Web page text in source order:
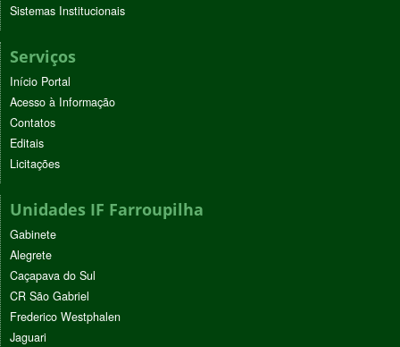
Sistemas Institucionais
Serviços
Início Portal
Acesso à Informação
Contatos
Editais
Licitações
Unidades IF Farroupilha
Gabinete
Alegrete
Caçapava do Sul
CR São Gabriel
Frederico Westphalen
Jaguari